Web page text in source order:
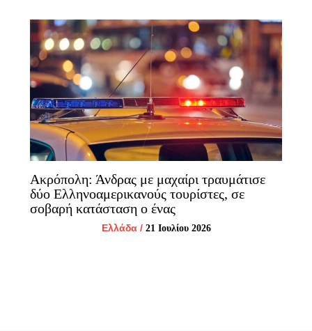
Ακρόπολη: Άνδρας με μαχαίρι τραυμάτισε
δύο Ελληνοαμερικανούς τουρίστες, σε
σοβαρή κατάσταση ο ένας
Ελλάδα/ 21 Ιουλίου 2026